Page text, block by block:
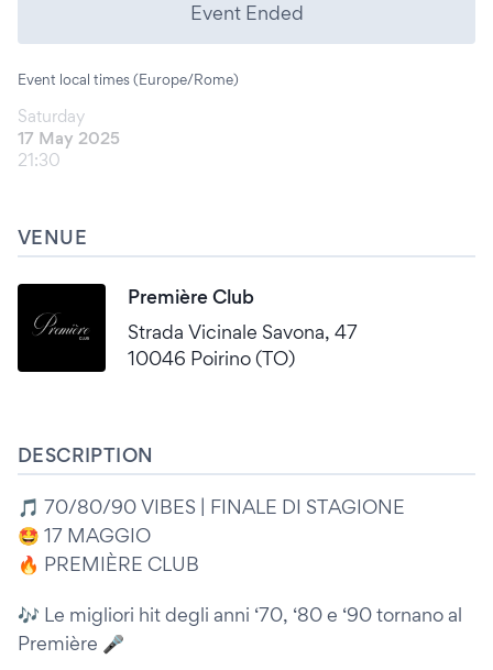
Event Ended
Event local times (Europe/Rome)
Saturday
17 May 2025
21:30
VENUE
Première Club
Strada Vicinale Savona, 47
10046 Poirino (TO)
DESCRIPTION
🎵 70/80/90 VIBES | FINALE DI STAGIONE
🤩 17 MAGGIO
🔥 PREMIÈRE CLUB
🎶 Le migliori hit degli anni ‘70, ‘80 e ‘90 tornano al
Première 🎤